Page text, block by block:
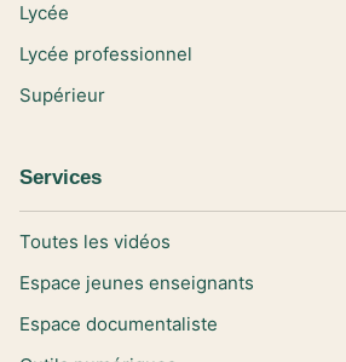
Lycée
Lycée professionnel
Supérieur
Services
Toutes les vidéos
Espace jeunes enseignants
Espace documentaliste